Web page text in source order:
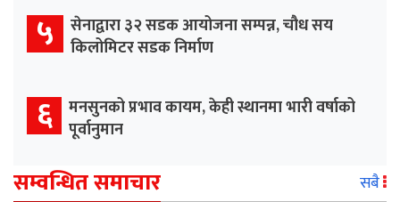
५ सेनाद्वारा ३२ सडक आयोजना सम्पन्न, चौध सय
किलोमिटर सडक निर्माण
६ मनसुनको प्रभाव कायम, केही स्थानमा भारी वर्षाको
पूर्वानुमान
सम्वन्धित समाचार सबै